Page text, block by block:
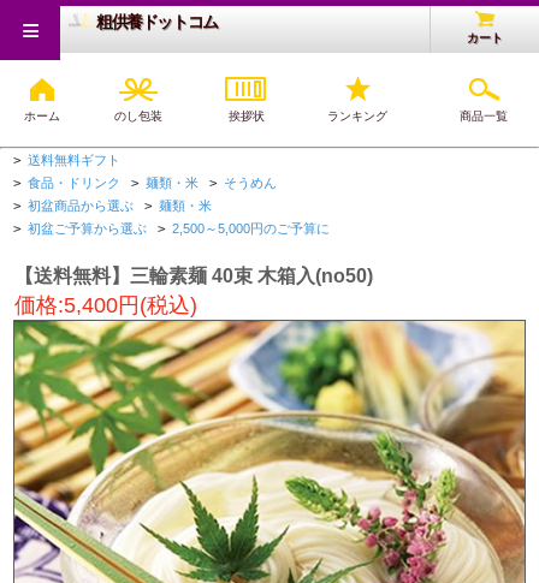
粗供養ドットコム
カート
ホーム のし包装 挨拶状 ランキング 商品一覧
≡
> 送料無料ギフト
> 食品・ドリンク > 麺類・米 > そうめん
> 初盆商品から選ぶ > 麺類・米
> 初盆ご予算から選ぶ > 2,500～5,000円のご予算に
【送料無料】三輪素麺 40束 木箱入(no50)
価格:5,400円(税込)